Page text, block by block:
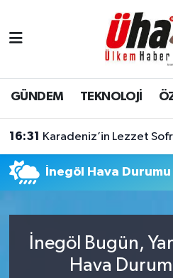
GÜNDEM TEKNOLOJİ
16:31 Karadeniz’in Lezzet
İnegöl Hava Durumu
İnegöl Bugün,
Hava
İstanbul Nöbetçi
İstanbul Hava Durumu
İstanbul Trafik Yoğunluk
Tüm Manşetler
Son Dakika Haberleri